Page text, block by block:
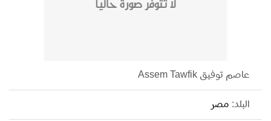
عاصم توفيق Assem Tawfik
البلد: مصر